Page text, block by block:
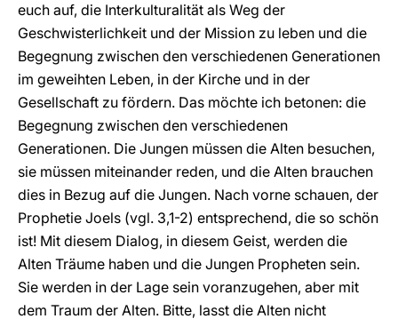
euch auf, die Interkulturalität als Weg der
Geschwisterlichkeit und der Mission zu leben und die
Begegnung zwischen den verschiedenen Generationen
im geweihten Leben, in der Kirche und in der
Gesellschaft zu fördern. Das möchte ich betonen: die
Begegnung zwischen den verschiedenen
Generationen. Die Jungen müssen die Alten besuchen,
sie müssen miteinander reden, und die Alten brauchen
dies in Bezug auf die Jungen. Nach vorne schauen, der
Prophetie Joels (vgl. 3,1-2) entsprechend, die so schön
ist! Mit diesem Dialog, in diesem Geist, werden die
Alten Träume haben und die Jungen Propheten sein.
Sie werden in der Lage sein voranzugehen, aber mit
dem Traum der Alten. Bitte, lasst die Alten nicht